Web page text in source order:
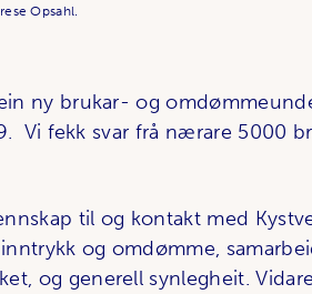
Opsahl.
ny brukar- og
Vi fekk svar frå nærare 5000
til og kontakt med
og omdømme,
og generell synlegheit.